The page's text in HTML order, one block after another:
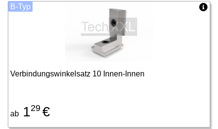
Verbindungswinkelsatz 10 Innen-Innen
ab 129 €
B-Typ